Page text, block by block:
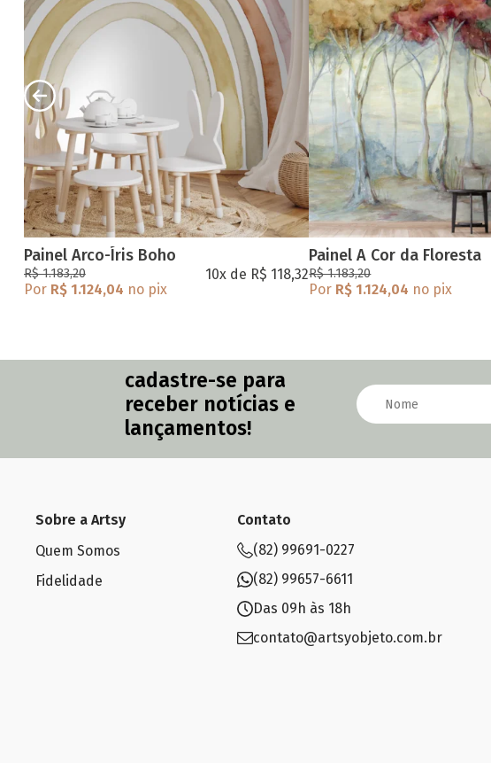
Painel Arco-Íris Boho
R$ 1.183,20
PorR$ 1.124,04 no pix
10x de R$ 118,32
Painel A Cor da Floresta
R$ 1.183,20
Por R$ 1.124,04 no pix
cadastre-se para
receber notícias e
lançamentos!
Sobre a Artsy
Quem Somos
Fidelidade
Contato
(82) 99691-0227
(82) 99657-6611
Das 09h às 18h
contato@artsyobjeto.com.br